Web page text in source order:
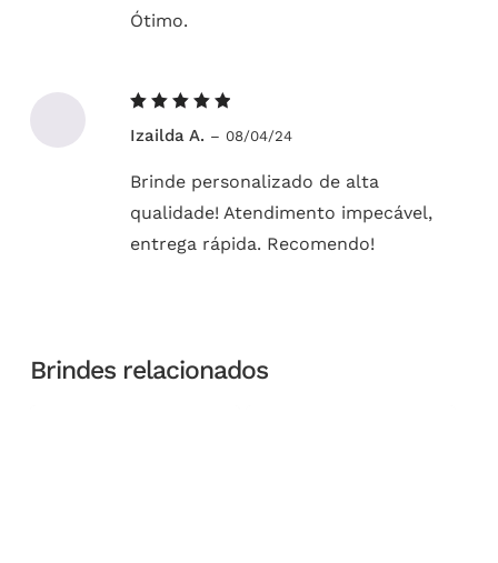
Ótimo.
5de 5
Izailda A. – 08/04/24
Brinde personalizado de alta
qualidade! Atendimento impecável,
entrega rápida. Recomendo!
Brindes relacionados